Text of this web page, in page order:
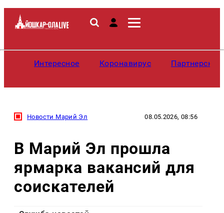
Интересное Коронавирус
Новости Марий Эл 08.05.2026, 08:56
В Марий Эл прошла
ярмарка вакансий для
соискателей